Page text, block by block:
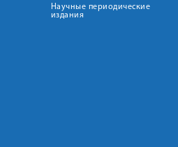
Научные периодические
издания